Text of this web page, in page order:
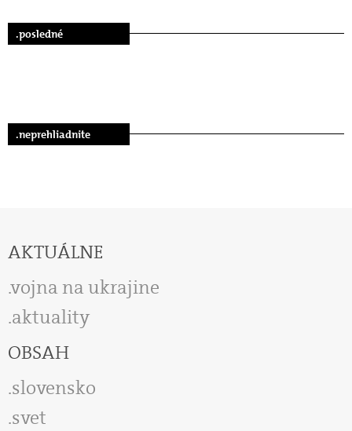
.posledné
.neprehliadnite
AKTUÁLNE
vojna na ukrajine
aktuality
OBSAH
slovensko
svet